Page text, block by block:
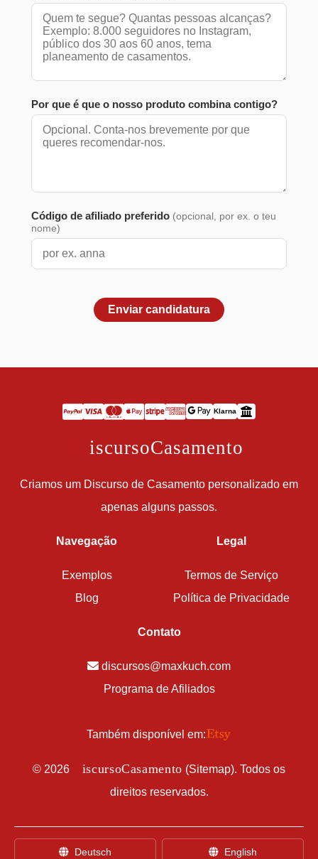
Por que é que o nosso produto combina contigo?
Código de afiliado preferido (opcional, por ex. o teu
nome)
Enviar candidatura
Klarna
iscursoCasamento
Criamos um Discurso de Casamento personalizado em
apenas alguns passos.
Navegação
Exemplos
Blog
Legal
Termos de Serviço
Política de Privacidade
Contato
discursos@maxkuch.com
Programa de Afiliados
Também disponível em:
© 2026 iscursoCasamento (Sitemap). Todos os
direitos reservados.
Deutsch English